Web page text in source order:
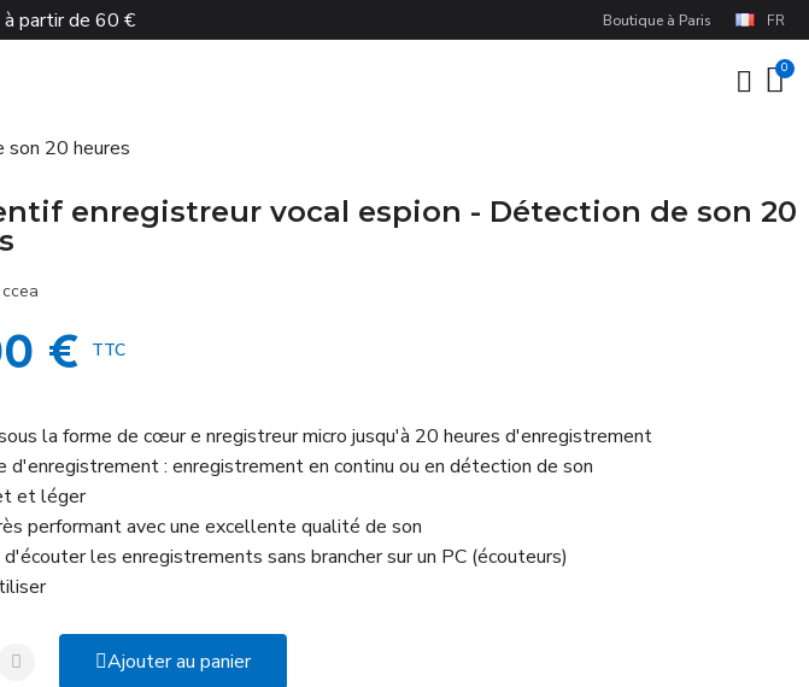
partir de 60 € Boutique à Paris FR
son 20 heures
enregistreur vocal espion - Détection de son 20
ccea
€ TTC
la forme de cœur e nregistreur micro jusqu'à 20 heures d'enregistrement
d'enregistrement : enregistrement en continu ou en détection de son
et léger
performant avec une excellente qualité de son
les enregistrements sans brancher sur un PC (écouteurs)
Ajouter au panier